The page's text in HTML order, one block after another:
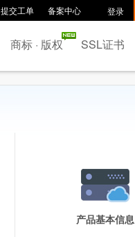
提交工单 备案中心 登录
商标 · 版权 SSL证书
产品基本信息